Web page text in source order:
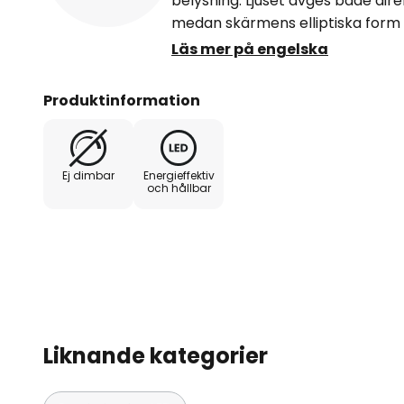
medan skärmens elliptiska
effektivt ljusutsläpp. Pendelröret
dimbar (DALI) - låga
Läs mer på engelska
Produktinformation
Ej dimbar
Energieffektiv
och hållbar
Liknande kategorier